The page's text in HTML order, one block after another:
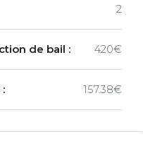
2
de bail : 420€
157.38€